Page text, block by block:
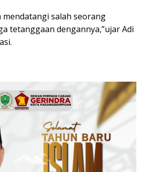
mendatangi salah seorang
tetanggaan dengannya,”ujar Adi